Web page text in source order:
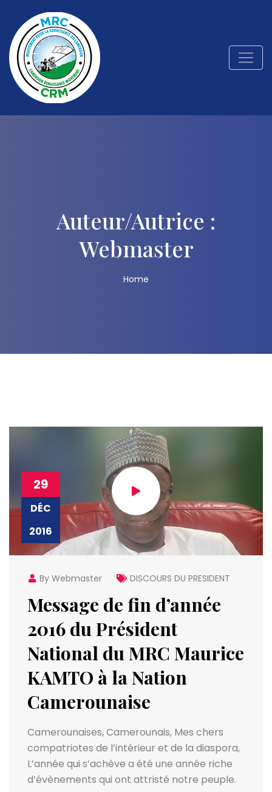
Auteur/autrice :
Webmaster
Home
29
DÉC
2016
By Webmaster DISCOURS DU PRESIDENT
Message de fin d’année
2016 du Président
National du MRC Maurice
KAMTO à la Nation
Camerounaise
Camerounaises, Camerounais, Mes chers
compatriotes de l’intérieur et de la diaspora,
L’année qui s’achève a été une année riche
d’évènements qui ont attristé notre peuple.